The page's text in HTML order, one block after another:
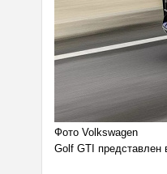
Фото Volkswagen
Golf GTI